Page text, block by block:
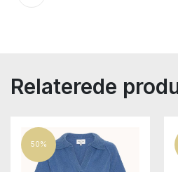
Relaterede
50%